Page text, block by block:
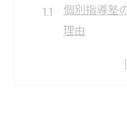
個別指導塾
理由